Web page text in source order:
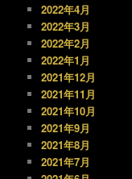
2022年4月
2022年3月
2022年2月
2022年1月
2021年12月
2021年11月
2021年10月
2021年9月
2021年8月
2021年7月